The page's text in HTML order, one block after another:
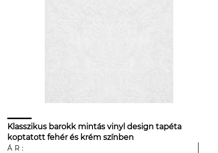
Klasszikus barokk mintás vinyl design tapéta
koptatott fehér és krém színben
ÁR: